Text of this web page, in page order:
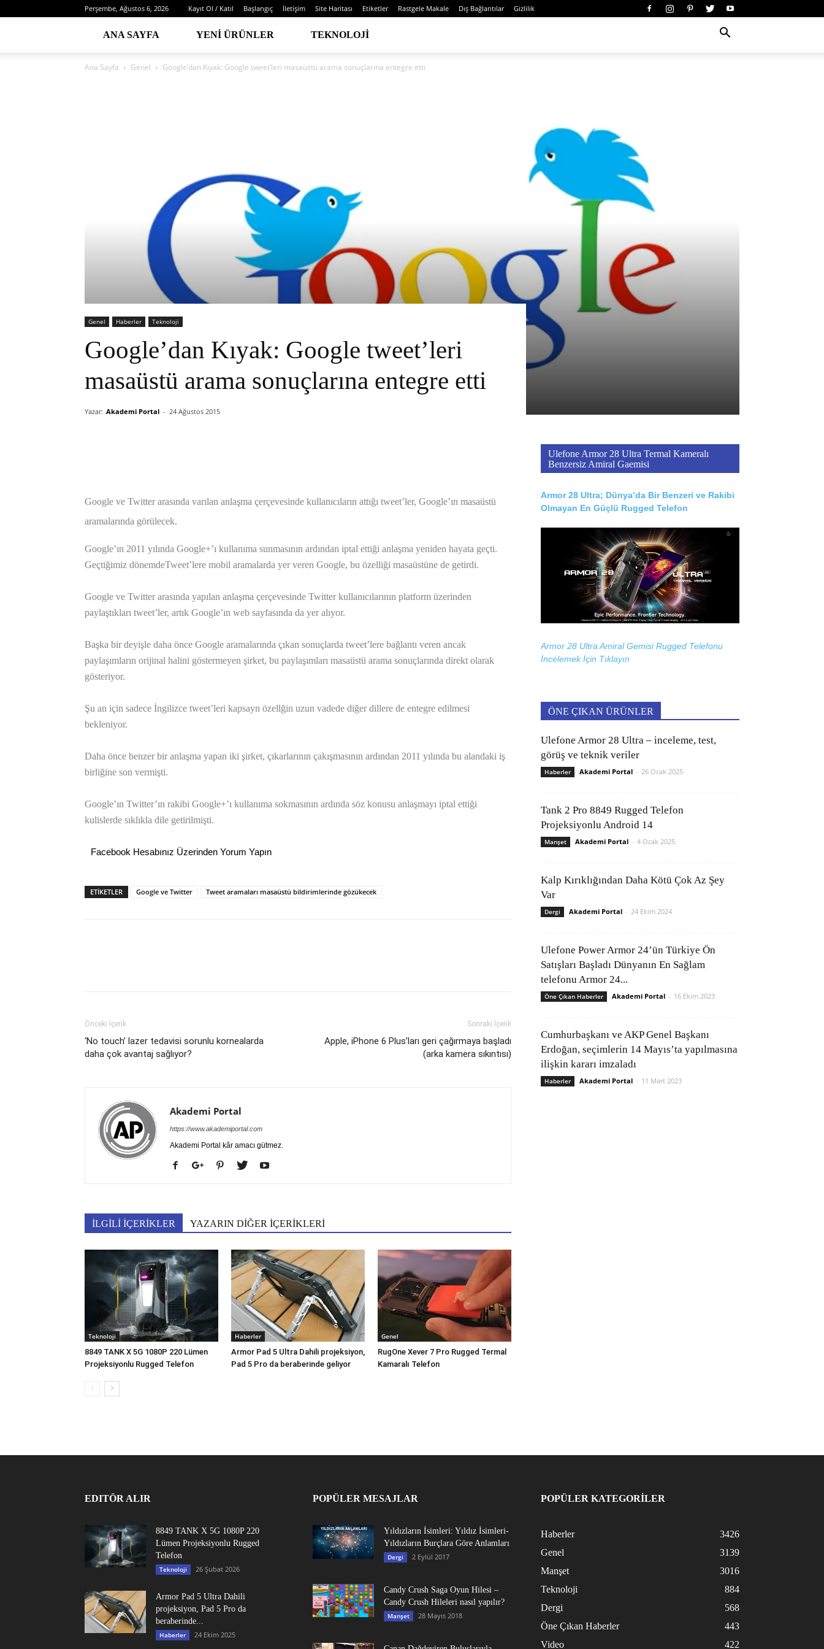
Perşembe, Ağustos 6, 2026 Kayıt Ol / Katıl Başlangıç İletişim Site Haritası Etiketler Rastgele Makale Dış Bağlantılar Gizlilik
ANA SAYFA YENI ÜRÜNLER TEKNOLOJI
Ana Sayfa Genel Google’dan Kıyak: Google tweet’leri masaüstü arama sonuçlarına entegre etti
Genel Haberler Teknoloji
Google’dan Kıyak: Google tweet’leri
masaüstü arama sonuçlarına entegre etti
Yazar: Akademi Portal - 24 Ağustos 2015
Google ve Twitter arasında varılan anlaşma çerçevesinde kullanıcıların attığı tweet’ler, Google’ın masaüstü
aramalarında görülecek.
Google’ın 2011 yılında Google+’ı kullanıma sunmasının ardından iptal ettiği anlaşma yeniden hayata geçti.
Geçtiğimiz dönemdeTweet’lere mobil aramalarda yer veren Google, bu özelliği masaüstüne de getirdi.
Google ve Twitter arasında yapılan anlaşma çerçevesinde Twitter kullanıcılarının platform üzerinden
paylaştıkları tweet’ler, artık Google’ın web sayfasında da yer alıyor.
Başka bir deyişle daha önce Google aramalarında çıkan sonuçlarda tweet’lere bağlantı veren ancak
paylaşımların orijinal halini göstermeyen şirket, bu paylaşımları masaüstü arama sonuçlarında direkt olarak
gösteriyor.
Şu an için sadece İngilizce tweet’leri kapsayn özellğin uzun vadede diğer dillere de entegre edilmesi
bekleniyor.
Daha önce benzer bir anlaşma yapan iki şirket, çıkarlarının çakışmasının ardından 2011 yılında bu alandaki iş
birliğine son vermişti.
Google’ın Twitter’ın rakibi Google+’ı kullanıma sokmasının ardında söz konusu anlaşmayı iptal ettiği
kulislerde sıklıkla dile getirilmişti.
Facebook Hesabınız Üzerinden Yorum Yapın
ETİKETLER Google ve Twitter Tweet aramaları masaüstü bildirimlerinde gözükecek
Önceki İçerik
‘No touch’ lazer tedavisi sorunlu kornealarda
daha çok avantaj sağlıyor?
Sonraki İçerik
Apple, iPhone 6 Plus’ları geri çağırmaya başladı
(arka kamera sıkıntısı)
Akademi Portal
https://www.akademiportal.com
Akademi Portal kâr amacı gütmez.
İLGİLİ İÇERİKLER YAZARIN DİĞER İÇERİKLERİ
Teknoloji
8849 TANK X 5G 1080P 220 Lümen
Projeksiyonlu Rugged Telefon
Haberler
Armor Pad 5 Ultra Dahili projeksiyon,
Pad 5 Pro da beraberinde geliyor
Genel
RugOne Xever 7 Pro Rugged Termal
Kamaralı Telefon
Ulefone Armor 28 Ultra Termal Kameralı
Benzersiz Amiral Gaemisi
Armor 28 Ultra; Dünya’da Bir Benzeri ve Rakibi
Olmayan En Güçlü Rugged Telefon
Armor 28 Ultra Amiral Gemisi Rugged Telefonu
İncelemek İçin Tıklayın
ÖNE ÇIKAN ÜRÜNLER
Ulefone Armor 28 Ultra – inceleme, test,
görüş ve teknik veriler
Haberler Akademi Portal - 26 Ocak 2025
Tank 2 Pro 8849 Rugged Telefon
Projeksiyonlu Android 14
Manşet Akademi Portal - 4 Ocak 2025
Kalp Kırıklığından Daha Kötü Çok Az Şey
Var
Dergi Akademi Portal - 24 Ekim 2024
Ulefone Power Armor 24’ün Türkiye Ön
Satışları Başladı Dünyanın En Sağlam
telefonu Armor 24...
Öne Çıkan Haberler Akademi Portal - 16 Ekim 2023
Cumhurbaşkanı ve AKP Genel Başkanı
Erdoğan, seçimlerin 14 Mayıs’ta yapılmasına
ilişkin kararı imzaladı
Haberler Akademi Portal - 11 Mart 2023
EDITÖR ALIR
8849 TANK X 5G 1080P 220
Lümen Projeksiyonlu Rugged
Telefon
Teknoloji 26 Şubat 2026
Armor Pad 5 Ultra Dahili
projeksiyon, Pad 5 Pro da
beraberinde...
Haberler 24 Ekim 2025
POPÜLER MESAJLAR
Yıldızların İsimleri: Yıldız İsimleri-
Yıldızların Burçlara Göre Anlamları
Dergi 2 Eylül 2017
Candy Crush Saga Oyun Hilesi –
Candy Crush Hileleri nasıl yapılır?
Manşet 28 Mayıs 2018
POPÜLER KATEGORİLER
Haberler
3426
Genel
3139
Manşet
3016
Teknoloji
884
Dergi
568
Öne Çıkan Haberler
443
Video
422